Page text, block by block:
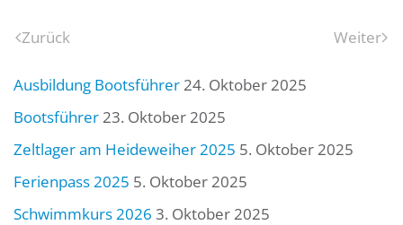
Zurück Weiter
Ausbildung Bootsführer24. Oktober 2025
Bootsführer23. Oktober 2025
Zeltlager am Heideweiher 2025 5. Oktober 2025
Ferienpass 2025 5. Oktober 2025
Schwimmkurs 2026 3. Oktober 2025